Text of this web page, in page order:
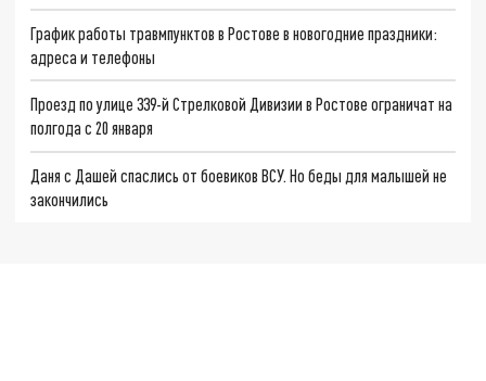
График работы травмпунктов в Ростове в новогодние праздники:
адреса и телефоны
Проезд по улице 339-й Стрелковой Дивизии в Ростове ограничат на
полгода с 20 января
Даня с Дашей спаслись от боевиков ВСУ. Но беды для малышей не
закончились